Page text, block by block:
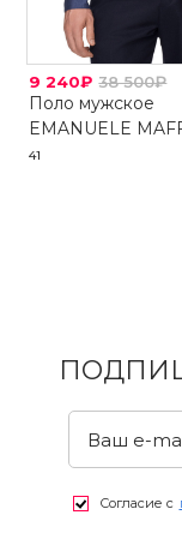
9 240₽ 38 500₽
Поло мужское
EMANUELE
41
Согласие с